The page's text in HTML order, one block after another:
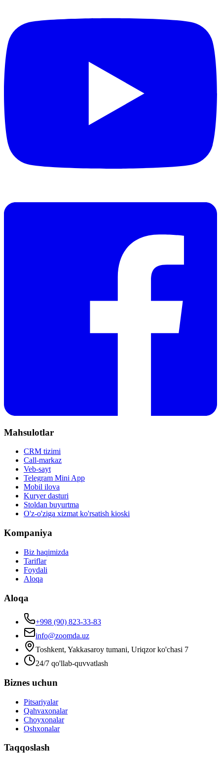
Mahsulotlar
CRM tizimi
Call-markaz
Veb-sayt
Telegram Mini App
Mobil ilova
Kuryer dasturi
Stoldan buyurtma
O'z-o'ziga xizmat ko'rsatish kioski
Kompaniya
Biz haqimizda
Tariflar
Foydali
Aloqa
Aloqa
+998 (90) 823-33-83
info@zoomda.uz
Toshkent, Yakkasaroy tumani, Uriqzor ko'chasi 7
24/7 qo'llab-quvvatlash
Biznes uchun
Pitsariyalar
Qahvaxonalar
Choyxonalar
Oshxonalar
Taqqoslash